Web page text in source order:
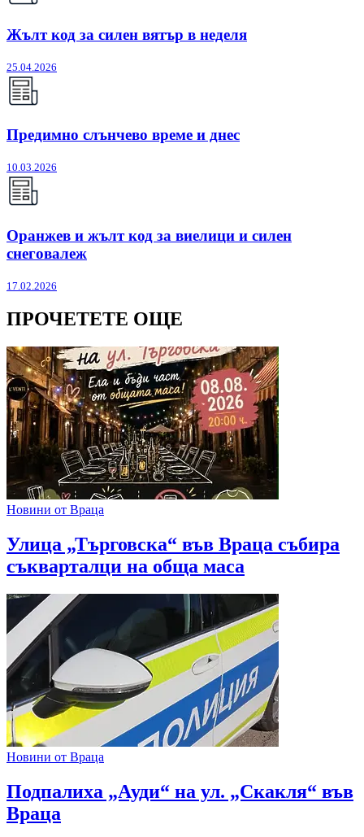
Жълт код за силен вятър в неделя
25.04.2026
Предимно слънчево време и днес
10.03.2026
Оранжев и жълт код за виелици и силен
снеговалеж
17.02.2026
ПРОЧЕТЕТЕ ОЩЕ
Новини от Враца
Улица „Търговска“ във Враца събира
съкварталци на обща маса
Новини от Враца
Подпалиха „Ауди“ на ул. „Скакля“ във
Враца